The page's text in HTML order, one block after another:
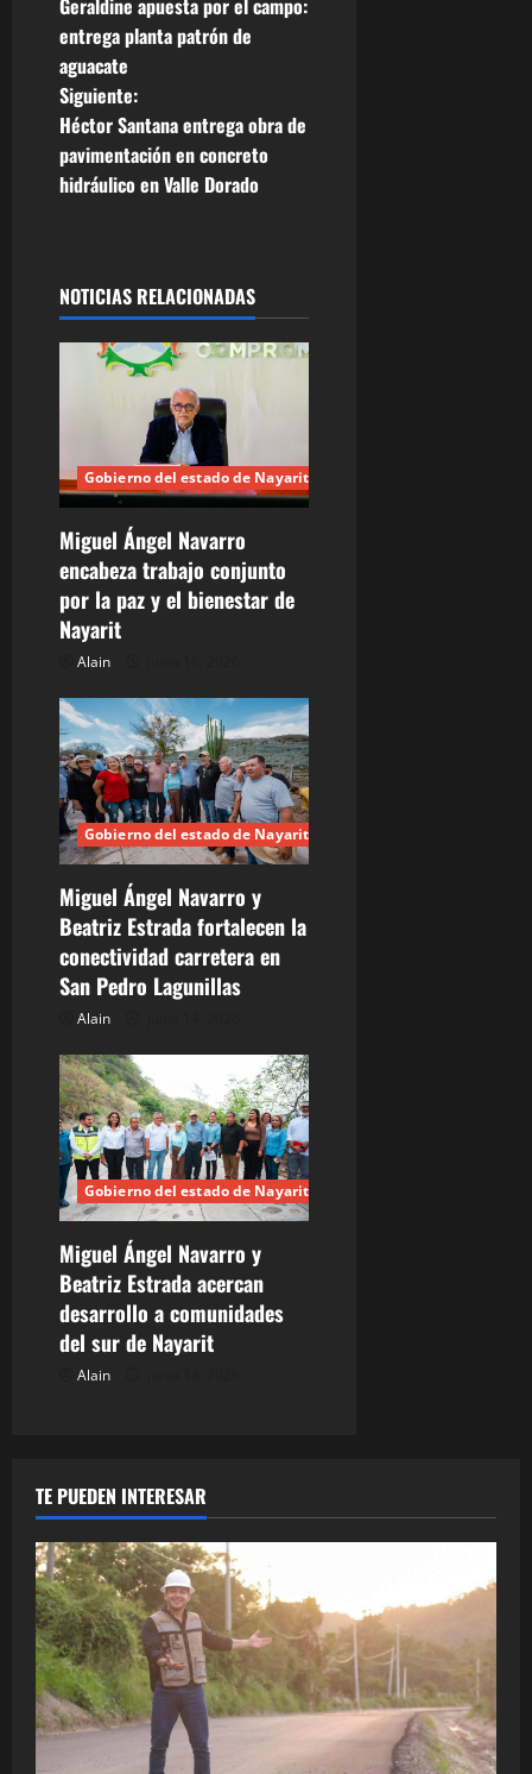
a
v
e
g
c
i
d
e
e
n
t
r
a
d
a
s
entrega planta patrón de
aguacate
Siguiente:
Héctor Santana entrega obra de
pavimentación en concreto
hidráulico en Valle Dorado
NOTICIAS RELACIONADAS
Gobierno del estado de Nayarit
Miguel Ángel Navarro
encabeza trabajo conjunto
por la paz y el bienestar de
Nayarit
Alain
Gobierno del estado de Nayarit
Miguel Ángel Navarro y
Beatriz Estrada fortalecen la
conectividad carretera en
San Pedro Lagunillas
Alain
Gobierno del estado de Nayarit
Miguel Ángel Navarro y
Beatriz Estrada acercan
desarrollo a comunidades
del sur de Nayarit
Alain
TE PUEDEN INTERESAR